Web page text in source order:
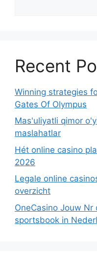
Recent
Winning strategies
Gates Of Olympus
Mas'uliyatli qimor
maslahatlar
Hét online casino
2026
Legale online
overzicht
OneCasino Jouw Nr
sportsbook in